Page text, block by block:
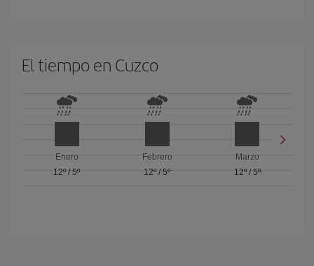
El tiempo en Cuzco
Enero
12º/5º
Febrero
12º/ 5º
Marzo
12º/ 5º